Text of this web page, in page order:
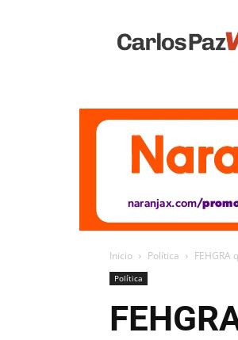
Vivo
Inicio Política
Política